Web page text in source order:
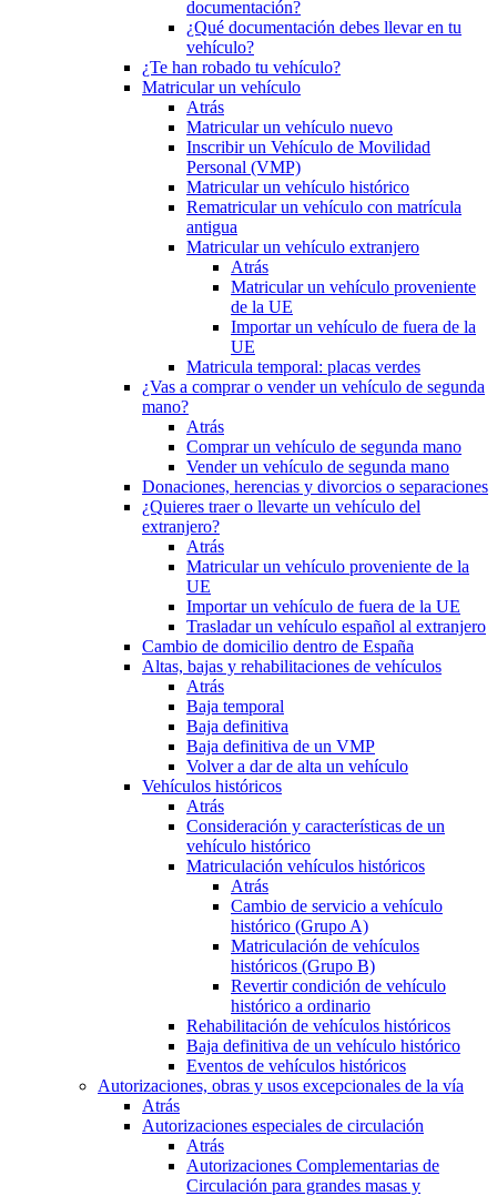
documentación?
¿Qué documentación debes llevar en tu
vehículo?
¿Te han robado tu vehículo?
Matricular un vehículo
Atrás
Matricular un vehículo nuevo
Inscribir un Vehículo de Movilidad
Personal (VMP)
Matricular un vehículo histórico
Rematricular un vehículo con matrícula
antigua
Matricular un vehículo extranjero
Atrás
Matricular un vehículo proveniente
de la UE
Importar un vehículo de fuera de la
UE
Matricula temporal: placas verdes
¿Vas a comprar o vender un vehículo de segunda
mano?
Atrás
Comprar un vehículo de segunda mano
Vender un vehículo de segunda mano
Donaciones, herencias y divorcios o separaciones
¿Quieres traer o llevarte un vehículo del
extranjero?
Atrás
Matricular un vehículo proveniente de la
UE
Importar un vehículo de fuera de la UE
Trasladar un vehículo español al extranjero
Cambio de domicilio dentro de España
Altas, bajas y rehabilitaciones de vehículos
Atrás
Baja temporal
Baja definitiva
Baja definitiva de un VMP
Volver a dar de alta un vehículo
Vehículos históricos
Atrás
Consideración y características de un
vehículo histórico
Matriculación vehículos históricos
Atrás
Cambio de servicio a vehículo
histórico (Grupo A)
Matriculación de vehículos
históricos (Grupo B)
Revertir condición de vehículo
histórico a ordinario
Rehabilitación de vehículos históricos
Baja definitiva de un vehículo histórico
Eventos de vehículos históricos
Autorizaciones, obras y usos excepcionales de la vía
Atrás
Autorizaciones especiales de circulación
Atrás
Autorizaciones Complementarias de
Circulación para grandes masas y